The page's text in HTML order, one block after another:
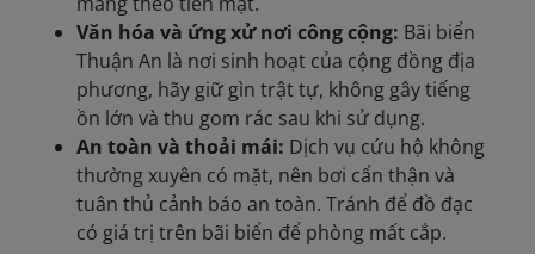
Văn hóa và ứng xử nơi công cộng: Bãi biển
Thuận An là nơi sinh hoạt của cộng đồng địa
phương, hãy giữ gìn trật tự, không gây tiếng
ồn lớn và thu gom rác sau khi sử dụng.
An toàn và thoải mái: Dịch vụ cứu hộ không
thường xuyên có mặt, nên bơi cẩn thận và
tuân thủ cảnh báo an toàn. Tránh để đồ đạc
có giá trị trên bãi biển để phòng mất cắp.